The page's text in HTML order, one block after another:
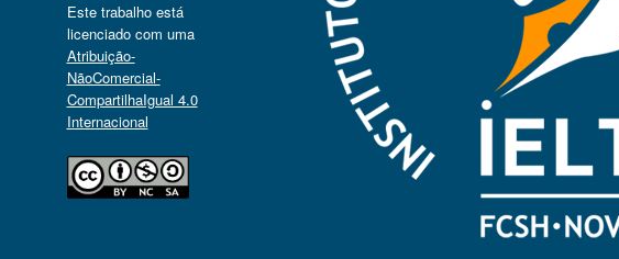
Este trabalho está
licenciado com uma
Atribuição-
NãoComercial-
CompartilhaIgual 4.0
Internacional